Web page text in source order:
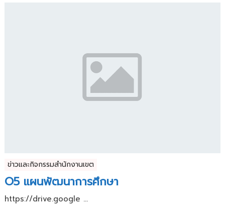
ข่าวและกิจกรรมสำนักงานเขต
O5 แผนพัฒนาการศึกษา
https://drive.google ...